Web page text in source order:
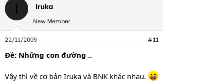
I Iruka
New Member
22/11/2005 #11
Ðề: Những con đường ..
Vậy thì về cơ bản Iruka và BNK khác nhau.